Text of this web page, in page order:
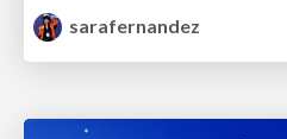
sarafernandez